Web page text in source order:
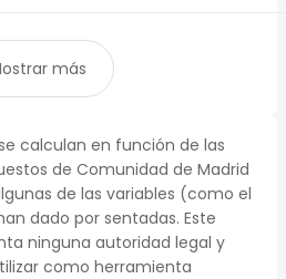
más
calculan en función de las
de Comunidad de Madrid
de las variables (como el
dado por sentadas. Este
ninguna autoridad legal y
como herramienta